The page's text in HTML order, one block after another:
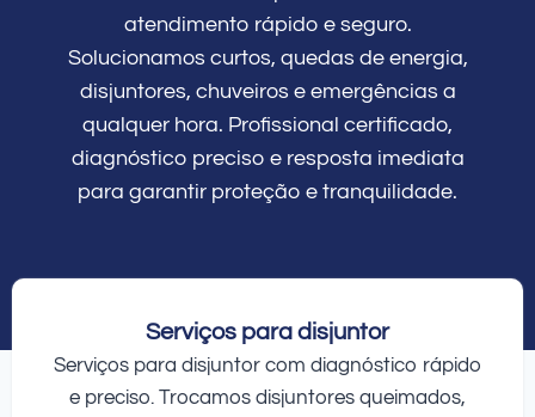
atendimento rápido e seguro.
Solucionamos curtos, quedas de energia,
disjuntores, chuveiros e emergências a
qualquer hora. Profissional certificado,
diagnóstico preciso e resposta imediata
para garantir proteção e tranquilidade.
Serviços para disjuntor
Serviços para disjuntor com diagnóstico rápido
e preciso. Trocamos disjuntores queimados,